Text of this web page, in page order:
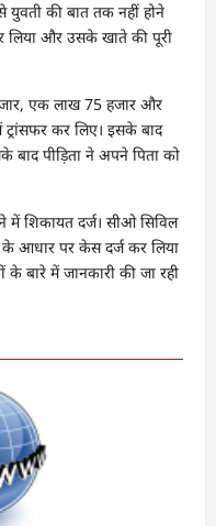
युवती की बात तक नहीं होने
लिया और उसके खाते की पूरी
एक लाख 75 हजार और
कर लिए। इसके बाद
बाद पीड़िता ने अपने पिता को
में शिकायत दर्ज। सीओ सिविल
के आधार पर केस दर्ज कर लिया
बारे में जानकारी की जा रही